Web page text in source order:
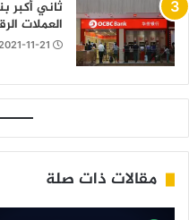
ثاني
العملات
11-21
مقالات ذات صلة